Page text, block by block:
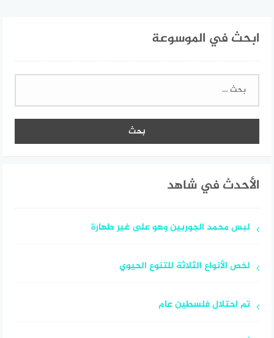
ابحث في الموسوعة
البحث
الأحدث في شاهد
لبس محمد الجوربين وهو على غير طهارة
لخص الأنواع الثلاثة للتنوع الحيوي
تم احتلال فلسطين عام